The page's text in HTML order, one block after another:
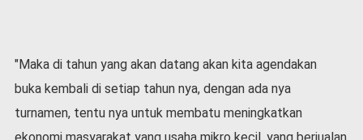
a
s
"Maka di tahun yang akan datang akan kita agendakan
buka kembali di setiap tahun nya, dengan ada nya
turnamen, tentu nya untuk membatu meningkatkan
ekonomi masyarakat yang usaha mikro kecil, yang berjualan